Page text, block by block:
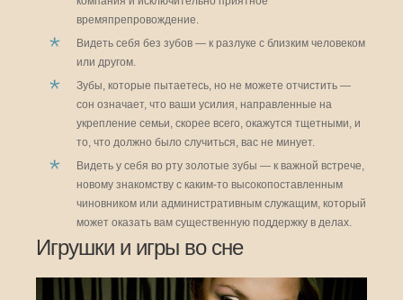
времяпрепровождение.
Видеть себя без зубов — к разлуке с близким человеком
или другом.
Зубы, которые пытаетесь, но не можете отчистить —
сон означает, что ваши усилия, направленные на
укрепление семьи, скорее всего, окажутся тщетными, и
то, что должно было случиться, вас не минует.
Видеть у себя во рту золотые зубы — к важной встрече,
новому знакомству с каким-то высокопоставленным
чиновником или административным служащим, который
может оказать вам существенную поддержку в делах.
Игрушки и игры во сне